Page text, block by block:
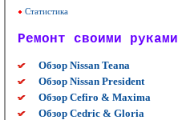
Статистика
Ремонт своими руками
Обзор Nissan Teana
Обзор Nissan President
Обзор Cefiro & Maxima
Обзор Cedric & Gloria